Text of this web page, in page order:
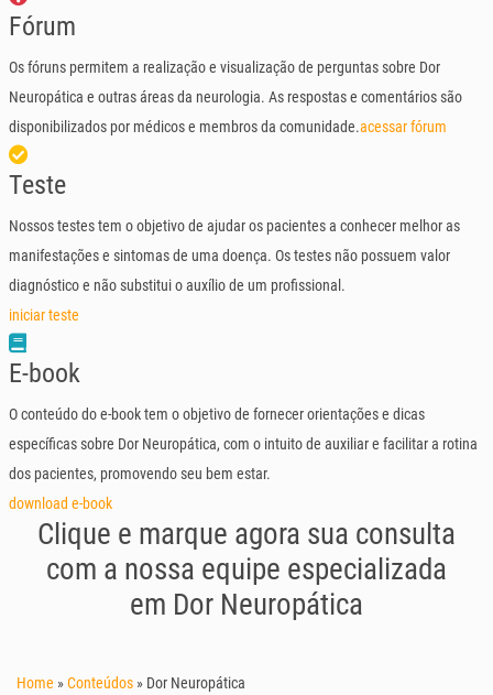
Fórum
Os fóruns permitem a realização e visualização de perguntas sobre Dor
Neuropática e outras áreas da neurologia. As respostas e comentários são
disponibilizados por médicos e membros da comunidade.acessar fórum
Teste
Nossos testes tem o objetivo de ajudar os pacientes a conhecer melhor as
manifestações e sintomas de uma doença. Os testes não possuem valor
diagnóstico e não substitui o auxílio de um profissional.
iniciar teste
E-book
O conteúdo do e-book tem o objetivo de fornecer orientações e dicas
específicas sobre Dor Neuropática, com o intuito de auxiliar e facilitar a rotina
dos pacientes, promovendo seu bem estar.
download e-book
Clique e marque agora sua consulta
com a nossa equipe especializada
em Dor Neuropática
Home »Conteúdos » Dor Neuropática